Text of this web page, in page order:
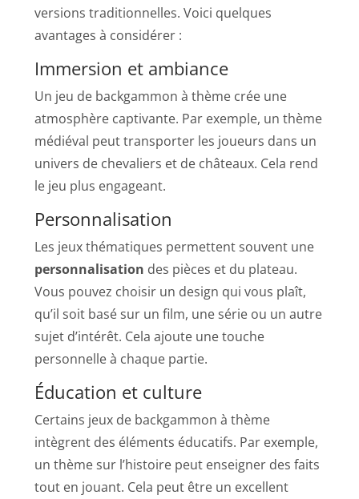
versions traditionnelles. Voici quelques
avantages à considérer :
Immersion et ambiance
Un jeu de backgammon à thème crée une
atmosphère captivante. Par exemple, un thème
médiéval peut transporter les joueurs dans un
univers de chevaliers et de châteaux. Cela rend
le jeu plus engageant.
Personnalisation
Les jeux thématiques permettent souvent une
personnalisation des pièces et du plateau.
Vous pouvez choisir un design qui vous plaît,
qu’il soit basé sur un film, une série ou un autre
sujet d’intérêt. Cela ajoute une touche
personnelle à chaque partie.
Éducation et culture
Certains jeux de backgammon à thème
intègrent des éléments éducatifs. Par exemple,
un thème sur l’histoire peut enseigner des faits
tout en jouant. Cela peut être un excellent